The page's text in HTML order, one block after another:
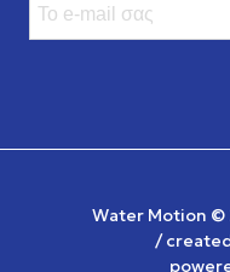
Water Motion ©
/